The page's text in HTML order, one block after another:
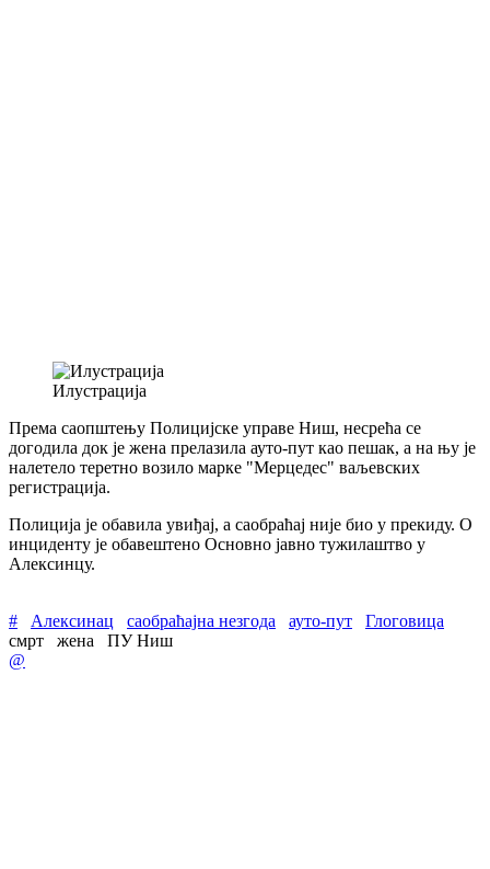
Илустрација
Према саопштењу Полицијске управе Ниш, несрећа се
догодила док је жена прелазила ауто-пут као пешак, а на њу је
налетело теретно возило марке "Мерцедес" ваљевских
регистрација.
Полиција је обавила увиђај, а саобраћај није био у прекиду. О
инциденту је обавештено Основно јавно тужилаштво у
Алексинцу.
# Алексинац саобраћајна незгода ауто-пут
Глоговица
смрт
жена
ПУ Ниш
@